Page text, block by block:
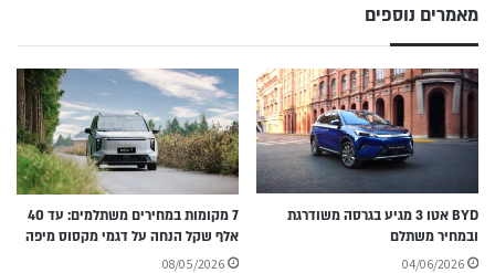
מאמרים נוספים
BYD אטו 3 מגיע בגרסה משודרגת
ובמחיר משתלם
04/06/2026
7 מקומות במחירים משתלמים: עד 40
אלף שקל הנחה על דגמי מקסוס מיפה
08/05/2026